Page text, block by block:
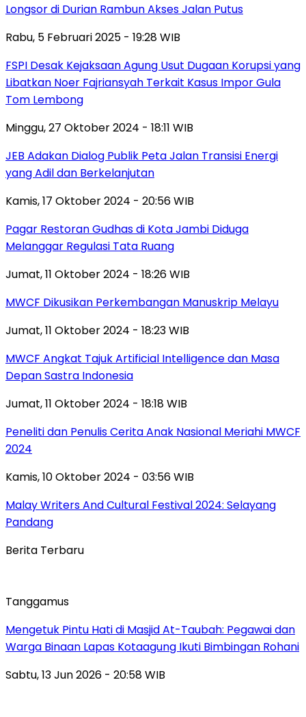
Longsor di Durian Rambun Akses Jalan Putus
Rabu, 5 Februari 2025 - 19:28 WIB
FSPI Desak Kejaksaan Agung Usut Dugaan Korupsi yang
Libatkan Noer Fajriansyah Terkait Kasus Impor Gula
Tom Lembong
Minggu, 27 Oktober 2024 - 18:11 WIB
JEB Adakan Dialog Publik Peta Jalan Transisi Energi
yang Adil dan Berkelanjutan
Kamis, 17 Oktober 2024 - 20:56 WIB
Pagar Restoran Gudhas di Kota Jambi Diduga
Melanggar Regulasi Tata Ruang
Jumat, 11 Oktober 2024 - 18:26 WIB
MWCF Dikusikan Perkembangan Manuskrip Melayu
Jumat, 11 Oktober 2024 - 18:23 WIB
MWCF Angkat Tajuk Artificial Intelligence dan Masa
Depan Sastra Indonesia
Jumat, 11 Oktober 2024 - 18:18 WIB
Peneliti dan Penulis Cerita Anak Nasional Meriahi MWCF
2024
Kamis, 10 Oktober 2024 - 03:56 WIB
Malay Writers And Cultural Festival 2024: Selayang
Pandang
Berita Terbaru
Tanggamus
Mengetuk Pintu Hati di Masjid At-Taubah: Pegawai dan
Warga Binaan Lapas Kotaagung Ikuti Bimbingan Rohani
Sabtu, 13 Jun 2026 - 20:58 WIB